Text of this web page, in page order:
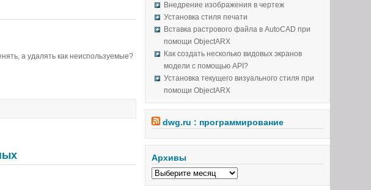
а удалять как неиспользуемые?
Внедрение изображения в чертеж
Установка стиля печати
Вставка растрового файла в AutoCAD при
помощи ObjectARX
Как создать несколько видовых экранов
модели с помощью API?
Установка текущего визуального стиля при
помощи ObjectARX
dwg.ru : программирование
Архивы